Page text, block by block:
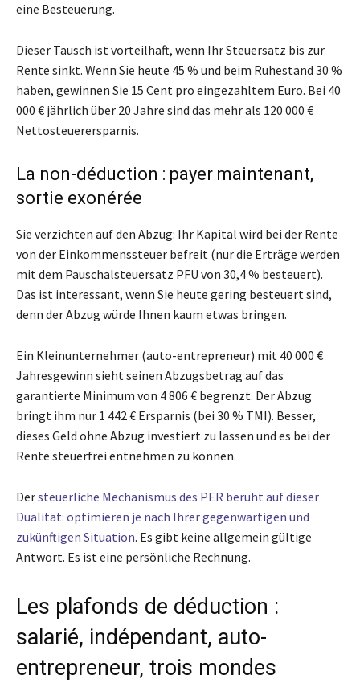
eine Besteuerung.
Dieser Tausch ist vorteilhaft, wenn Ihr Steuersatz bis zur
Rente sinkt. Wenn Sie heute 45 % und beim Ruhestand 30 %
haben, gewinnen Sie 15 Cent pro eingezahltem Euro. Bei 40
000 € jährlich über 20 Jahre sind das mehr als 120 000 €
Nettosteuerersparnis.
La non-déduction : payer maintenant,
sortie exonérée
Sie verzichten auf den Abzug: Ihr Kapital wird bei der Rente
von der Einkommenssteuer befreit (nur die Erträge werden
mit dem Pauschalsteuersatz PFU von 30,4 % besteuert).
Das ist interessant, wenn Sie heute gering besteuert sind,
denn der Abzug würde Ihnen kaum etwas bringen.
Ein Kleinunternehmer (auto-entrepreneur) mit 40 000 €
Jahresgewinn sieht seinen Abzugsbetrag auf das
garantierte Minimum von 4 806 € begrenzt. Der Abzug
bringt ihm nur 1 442 € Ersparnis (bei 30 % TMI). Besser,
dieses Geld ohne Abzug investiert zu lassen und es bei der
Rente steuerfrei entnehmen zu können.
Dersteuerliche Mechanismus des PER beruht auf dieser
Dualität: optimieren je nach Ihrer gegenwärtigen und
zukünftigen Situation. Es gibt keine allgemein gültige
Antwort. Es ist eine persönliche Rechnung.
Les plafonds de déduction :
salarié, indépendant, auto-
entrepreneur, trois mondes